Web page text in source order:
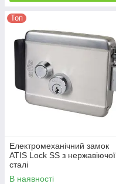
Топ
Електромеханічний замок
ATIS Lock SS з нержавіючої
сталі
В наявності